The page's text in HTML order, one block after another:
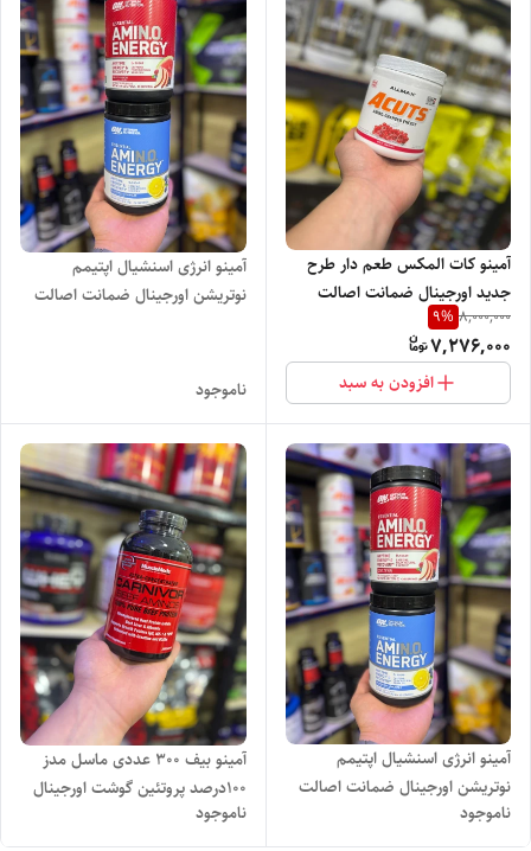
آمینو کات المکس طعم دار طرح
جدید اورجینال ضمانت اصالت
محصول.
8,000,000
9%
7,276,000
افزودن به سبد
آمینو انرژی اسنشیال اپتیمم
نوتریشن اورجینال ضمانت اصالت
ناموجود
آمینو انرژی اسنشیال اپتیمم
نوتریشن اورجینال ضمانت اصالت
محصول.
ناموجود
آمینو بیف 300 عددی ماسل مدز
100درصد پروتئین گوشت اورجینال
ضمانت اصالت محصول.
ناموجود